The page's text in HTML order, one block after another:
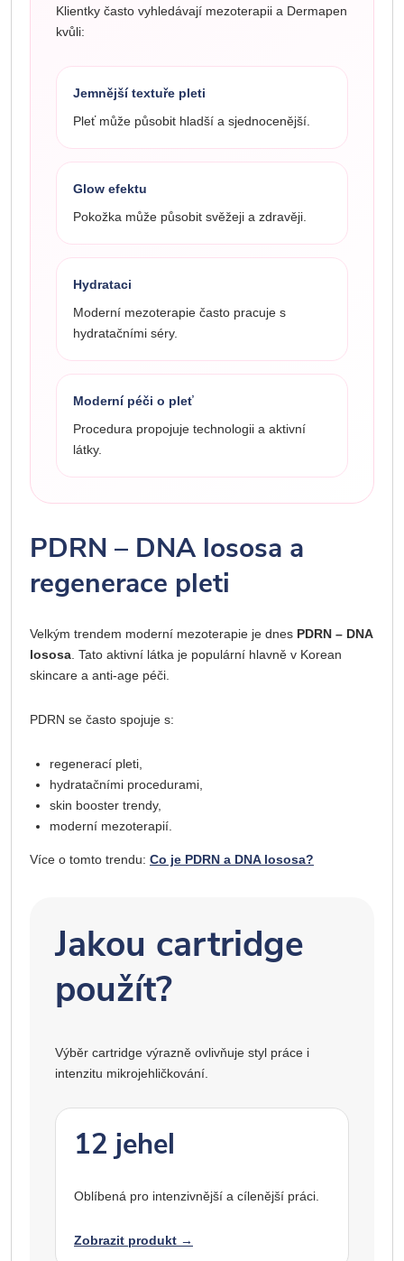
Klientky často vyhledávají mezoterapii a Dermapen
kvůli:
Jemnější textuře pleti
Pleť může působit hladší a sjednocenější.
Glow efektu
Pokožka může působit svěžeji a zdravěji.
Hydrataci
Moderní mezoterapie často pracuje s
hydratačními séry.
Moderní péči o pleť
Procedura propojuje technologii a aktivní
látky.
PDRN – DNA lososa a
regenerace pleti
Velkým trendem moderní mezoterapie je dnes PDRN – DNA
lososa. Tato aktivní látka je populární hlavně v Korean
skincare a anti-age péči.
PDRN se často spojuje s:
regenerací pleti,
hydratačními procedurami,
skin booster trendy,
moderní mezoterapií.
Více o tomto trendu: Co je PDRN a DNA lososa?
Jakou cartridge
použít?
Výběr cartridge výrazně ovlivňuje styl práce i
intenzitu mikrojehličkování.
12 jehel
Oblíbená pro intenzivnější a cílenější práci.
Zobrazit produkt →